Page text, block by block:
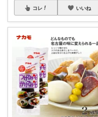
コレ いいね